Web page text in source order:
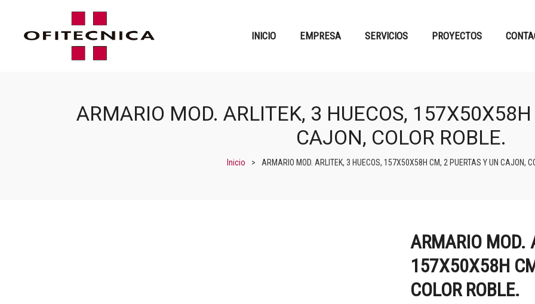
INICIO EMPRESA SERVICIOS PROYECTOS
ARMARIO MOD. ARLITEK, 3 HUECOS,
CAJON, COLOR ROBLE.
Inicio > ARMARIO MOD. ARLITEK, 3 HUECOS, 157X50X58H CM, 2 PUERTAS Y UN CAJON,
ARMARIO MOD.
157X50X58H
COLOR ROBLE.